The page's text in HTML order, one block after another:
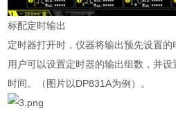
标配定时输出
定时器打开时，仪器将输出预先设置的
用户可以设置定时器的输出组数，并
时间。（图片以DP831A为例）。